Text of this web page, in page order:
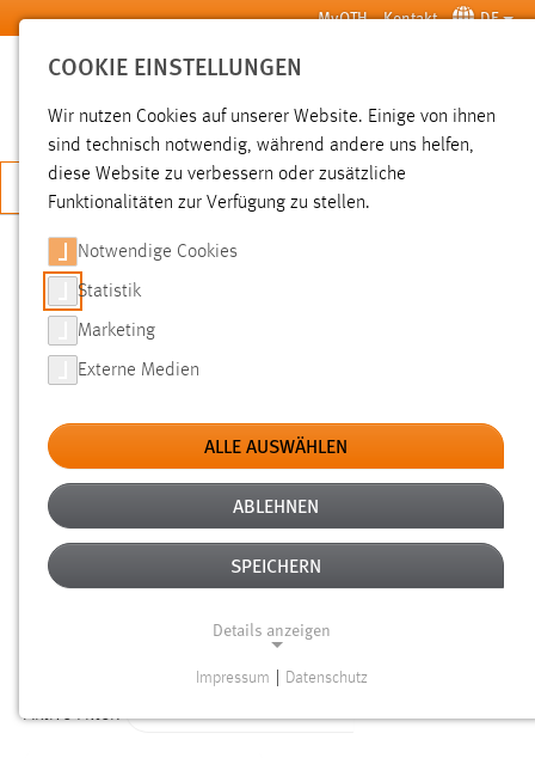
Zum Hauptinhalt springen MyOTH Kontakt DE
SUCHE
JETZT BEWERBEN
SUCHE
FILTER
Typ
Erstellungsdatum
Alter
Aktive Filter:
COOKIE EINSTELLUNGEN
Wir nutzen Cookies auf unserer Website. Einige von ihnen
sind technisch notwendig, während andere uns helfen,
diese Website zu verbessern oder zusätzliche
Funktionalitäten zur Verfügung zu stellen.
Notwendige Cookies
Statistik
Marketing
Externe Medien
ALLE AUSWÄHLEN
ABLEHNEN
SPEICHERN
Details anzeigen
Impressum Datenschutz